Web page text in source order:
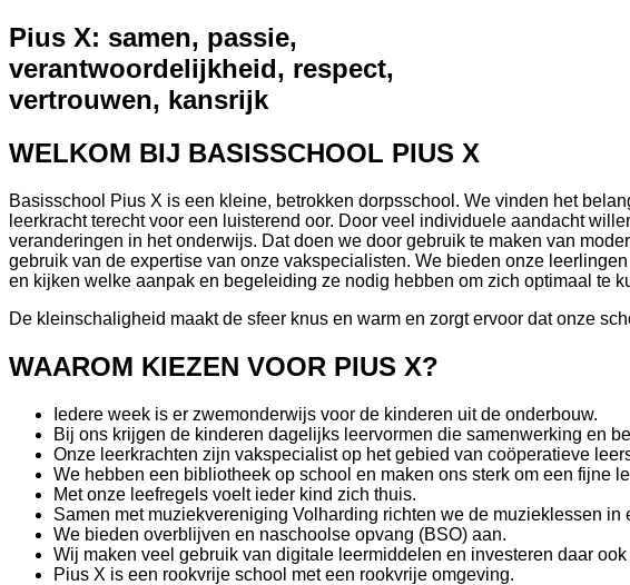
Pius X: samen, passie,
verantwoordelijkheid, respect,
vertrouwen, kansrijk
WELKOM BIJ BASISSCHOOL PIUS X
Basisschool Pius X is een kleine, betrokken dorpsschool. We vinden het
leerkracht terecht voor een luisterend oor. Door veel individuele aandacht
veranderingen in het onderwijs. Dat doen we door gebruik te maken van
gebruik van de expertise van onze vakspecialisten. We bieden onze
en kijken welke aanpak en begeleiding ze nodig hebben om zich optimaal te
De kleinschaligheid maakt de sfeer knus en warm en zorgt ervoor dat onze
WAAROM KIEZEN VOOR PIUS X?
Iedere week is er zwemonderwijs voor de kinderen uit de onderbouw.
Bij ons krijgen de kinderen dagelijks leervormen die samenwerking en
Onze leerkrachten zijn vakspecialist op het gebied van coöperatieve
We hebben een bibliotheek op school en maken ons sterk om een fijne
Met onze leefregels voelt ieder kind zich thuis.
Samen met muziekvereniging Volharding richten we de muzieklessen in
We bieden overblijven en naschoolse opvang (BSO) aan.
Wij maken veel gebruik van digitale leermiddelen en investeren daar ook
Pius X is een rookvrije school met een rookvrije omgeving.